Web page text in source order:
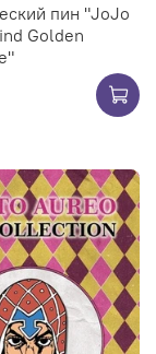
пин "JoJo
Golden